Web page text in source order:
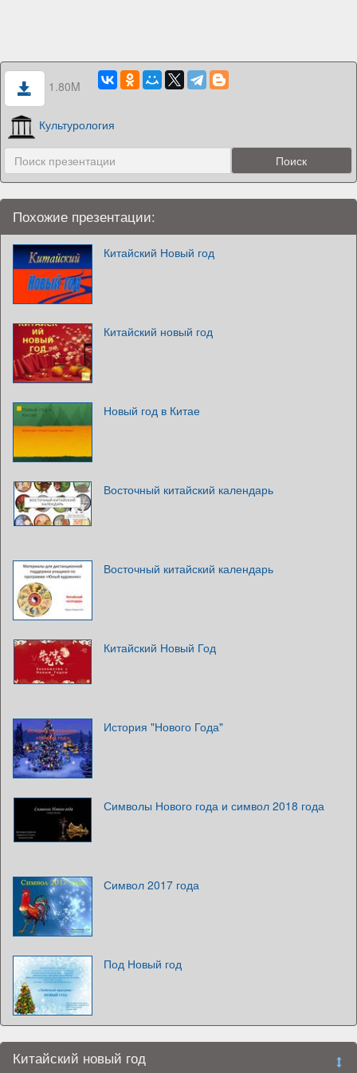
1.80M
Культурология
Похожие презентации:
Китайский Новый год
Китайский новый год
Новый год в Китае
Восточный китайский календарь
Восточный китайский календарь
Китайский Новый Год
История "Нового Года"
Символы Нового года и символ 2018 года
Символ 2017 года
Под Новый год
Китайский новый год